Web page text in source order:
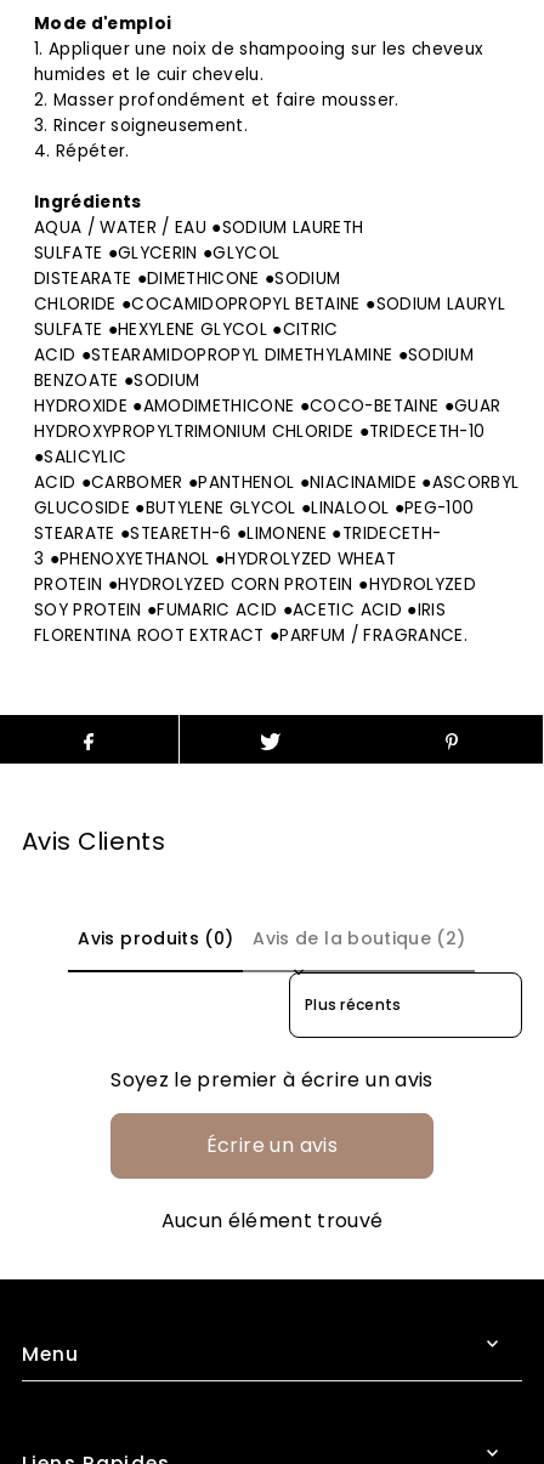
Mode d'emploi
1. Appliquer une noix de shampooing sur les cheveux
humides et le cuir chevelu.
2. Masser profondément et faire mousser.
3. Rincer soigneusement.
4. Répéter.
Ingrédients
AQUA / WATER / EAU ●SODIUM LAURETH
SULFATE ●GLYCERIN ●GLYCOL
DISTEARATE ●DIMETHICONE ●SODIUM
CHLORIDE ●COCAMIDOPROPYL BETAINE ●SODIUM LAURYL
SULFATE ●HEXYLENE GLYCOL ●CITRIC
ACID ●STEARAMIDOPROPYL DIMETHYLAMINE ●SODIUM
BENZOATE ●SODIUM
HYDROXIDE ●AMODIMETHICONE ●COCO-BETAINE ●GUAR
HYDROXYPROPYLTRIMONIUM CHLORIDE ●TRIDECETH-10
●SALICYLIC
ACID ●CARBOMER ●PANTHENOL ●NIACINAMIDE ●ASCORBYL
GLUCOSIDE ●BUTYLENE GLYCOL ●LINALOOL ●PEG-100
STEARATE ●STEARETH-6 ●LIMONENE ●TRIDECETH-
3 ●PHENOXYETHANOL ●HYDROLYZED WHEAT
PROTEIN ●HYDROLYZED CORN PROTEIN ●HYDROLYZED
SOY PROTEIN ●FUMARIC ACID ●ACETIC ACID ●IRIS
FLORENTINA ROOT EXTRACT ●PARFUM / FRAGRANCE.
Avis Clients
Avis produits (0) Avis de la boutique (2)
Sort reviews by
Soyez le premier à écrire un avis
Écrire un avis
Aucun élément trouvé
Menu